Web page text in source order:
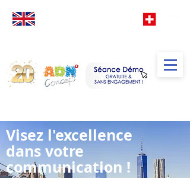
Visez l'excellence
dans votre
communication !